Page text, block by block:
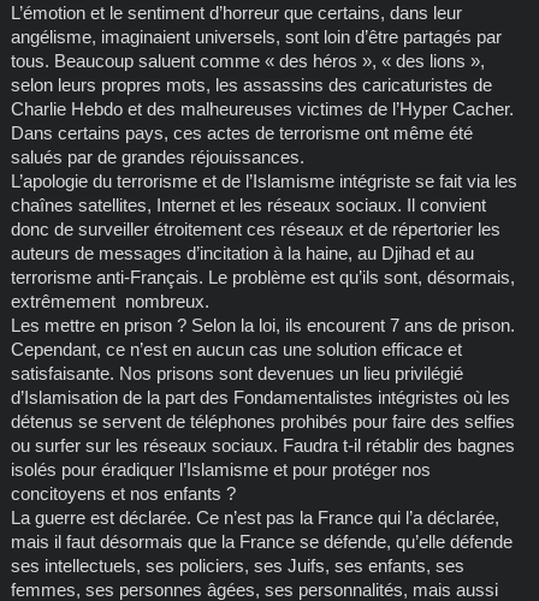
L’émotion et le sentiment d’horreur que certains, dans leur
angélisme, imaginaient universels, sont loin d’être partagés par
tous. Beaucoup saluent comme « des héros », « des lions »,
selon leurs propres mots, les assassins des caricaturistes de
Charlie Hebdo et des malheureuses victimes de l’Hyper Cacher.
Dans certains pays, ces actes de terrorisme ont même été
salués par de grandes réjouissances.
L’apologie du terrorisme et de l’Islamisme intégriste se fait via les
chaînes satellites, Internet et les réseaux sociaux. Il convient
donc de surveiller étroitement ces réseaux et de répertorier les
auteurs de messages d’incitation à la haine, au Djihad et au
terrorisme anti-Français. Le problème est qu’ils sont, désormais,
extrêmement nombreux.
Les mettre en prison ? Selon la loi, ils encourent 7 ans de prison.
Cependant, ce n’est en aucun cas une solution efficace et
satisfaisante. Nos prisons sont devenues un lieu privilégié
d’Islamisation de la part des Fondamentalistes intégristes où les
détenus se servent de téléphones prohibés pour faire des selfies
ou surfer sur les réseaux sociaux. Faudra t-il rétablir des bagnes
isolés pour éradiquer l’Islamisme et pour protéger nos
concitoyens et nos enfants ?
La guerre est déclarée. Ce n’est pas la France qui l’a déclarée,
mais il faut désormais que la France se défende, qu’elle défende
ses intellectuels, ses policiers, ses Juifs, ses enfants, ses
femmes, ses personnes âgées, ses personnalités, mais aussi